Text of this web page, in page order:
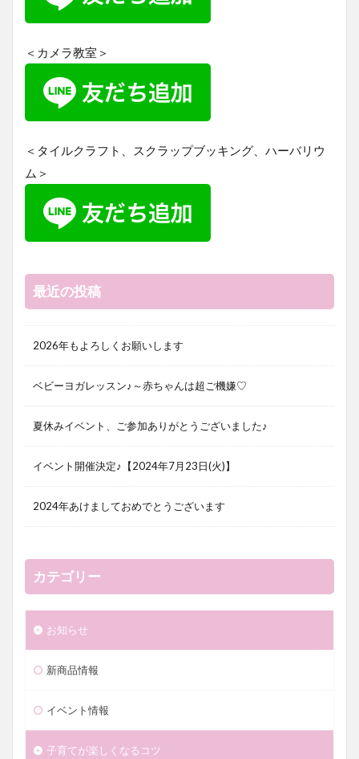
＜カメラ教室＞
＜タイルクラフト、スクラップブッキング、ハーバリウ
ム＞
最近の投稿
2026年もよろしくお願いします
ベビーヨガレッスン♪～赤ちゃんは超ご機嫌♡
夏休みイベント、ご参加ありがとうございました♪
イベント開催決定♪【2024年7月23日(火)】
2024年あけましておめでとうございます
カテゴリー
お知らせ
新商品情報
イベント情報
子育てが楽しくなるコツ